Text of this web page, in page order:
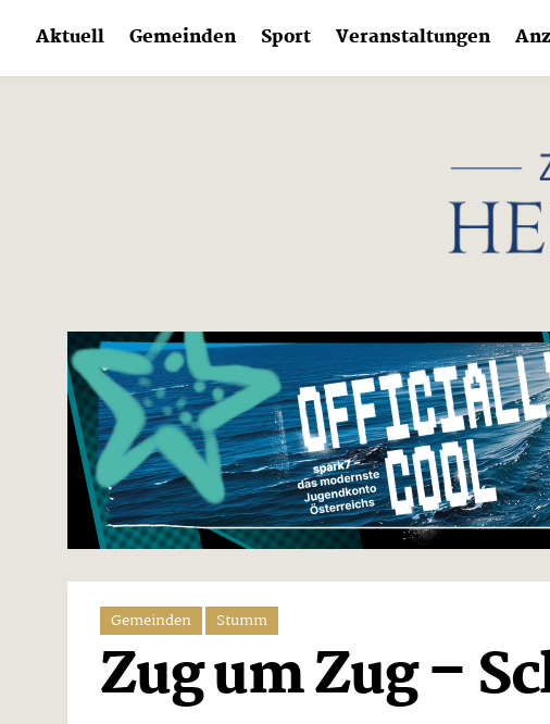
content
Aktuell Gemeinden Sport Veranstaltungen
Gemeinden Stumm
Zug um Zug –